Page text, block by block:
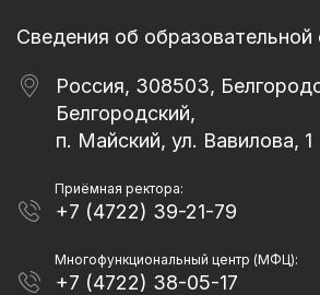
Сведения об образовательной
Россия, 308503,
Белгородский,
п. Майский, ул. Вавилова, 1
Приёмная ректора:
+7 (4722) 39-21-79
Многофункциональный центр (МФЦ):
+7 (4722) 38-05-17